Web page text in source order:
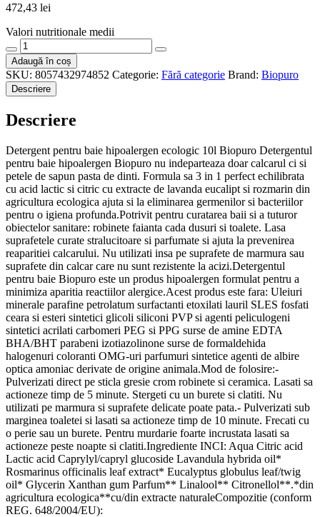
472,43 lei
Valori nutritionale medii
Cantitate
Detergent
pentru
baie
hipoalergen
10l
Adaugă în coș
SKU: 8057432974852 Categorie: Fără categorie Brand: Biopuro
Descriere
Descriere
Detergent pentru baie hipoalergen ecologic 10l Biopuro Detergentul
pentru baie hipoalergen Biopuro nu indeparteaza doar calcarul ci si
petele de sapun pasta de dinti. Formula sa 3 in 1 perfect echilibrata
cu acid lactic si citric cu extracte de lavanda eucalipt si rozmarin din
agricultura ecologica ajuta si la eliminarea germenilor si bacteriilor
pentru o igiena profunda.Potrivit pentru curatarea baii si a tuturor
obiectelor sanitare: robinete faianta cada dusuri si toalete. Lasa
suprafetele curate stralucitoare si parfumate si ajuta la prevenirea
reaparitiei calcarului. Nu utilizati insa pe suprafete de marmura sau
suprafete din calcar care nu sunt rezistente la acizi.Detergentul
pentru baie Biopuro este un produs hipoalergen formulat pentru a
minimiza aparitia reactiilor alergice.Acest produs este fara: Uleiuri
minerale parafine petrolatum surfactanti etoxilati lauril SLES fosfati
ceara si esteri sintetici glicoli siliconi PVP si agenti peliculogeni
sintetici acrilati carbomeri PEG si PPG surse de amine EDTA
BHA/BHT parabeni izotiazolinone surse de formaldehida
halogenuri coloranti OMG-uri parfumuri sintetice agenti de albire
optica amoniac derivate de origine animala.Mod de folosire:-
Pulverizati direct pe sticla gresie crom robinete si ceramica. Lasati sa
actioneze timp de 5 minute. Stergeti cu un burete si clatiti. Nu
utilizati pe marmura si suprafete delicate poate pata.- Pulverizati sub
marginea toaletei si lasati sa actioneze timp de 10 minute. Frecati cu
o perie sau un burete. Pentru murdarie foarte incrustata lasati sa
actioneze peste noapte si clatiti.Ingrediente INCI: Aqua Citric acid
Lactic acid Caprylyl/capryl glucoside Lavandula hybrida oil*
Rosmarinus officinalis leaf extract* Eucalyptus globulus leaf/twig
oil* Glycerin Xanthan gum Parfum** Linalool** Citronellol**.*din
agricultura ecologica**cu/din extracte naturaleCompozitie (conform
REG. 648/2004/EU):